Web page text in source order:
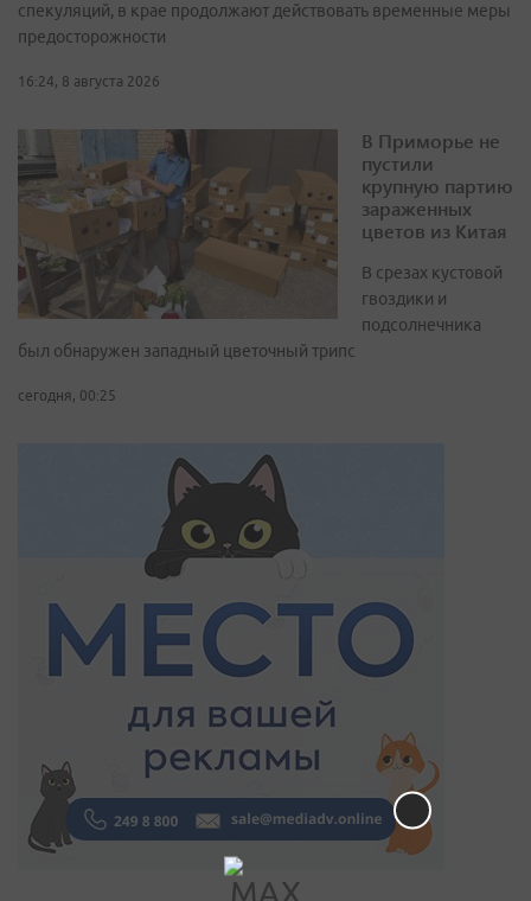
спекуляций, в крае продолжают действовать временные меры
предосторожности
16:24, 8 августа 2026
В Приморье не
пустили
крупную партию
зараженных
цветов из Китая
В срезах кустовой
гвоздики и
подсолнечника
был обнаружен западный цветочный трипс
сегодня, 00:25